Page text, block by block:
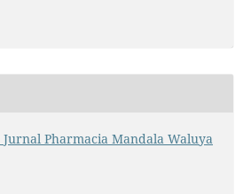
Jurnal Pharmacia Mandala Waluya